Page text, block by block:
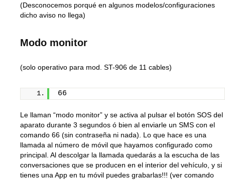
(Desconocemos porqué en algunos modelos/configuraciones
dicho aviso no llega)
Modo monitor
(solo operativo para mod. ST-906 de 11 cables)
66
Le llaman “modo monitor” y se activa al pulsar el botón SOS del
aparato durante 3 segundos ó bien al enviarle un SMS con el
comando 66 (sin contraseña ni nada). Lo que hace es una
llamada al número de móvil que hayamos configurado como
principal. Al descolgar la llamada quedarás a la escucha de las
conversaciones que se producen en el interior del vehículo, y si
tienes una App en tu móvil puedes grabarlas!!! (ver comando